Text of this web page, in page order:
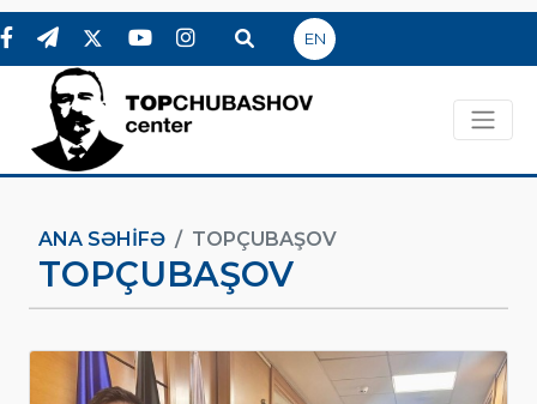
EN
ANA SƏHIFƏ TOPÇUBAŞOV
TOPÇUBAŞOV